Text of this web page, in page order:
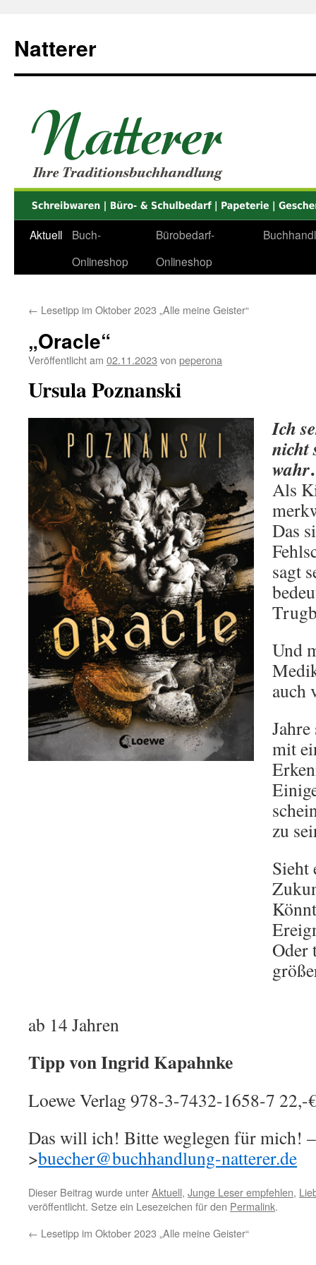
springen
Natterer
Aktuell
Buch-
Onlineshop
Bürobedarf-
Onlineshop
← Lesetipp im Oktober 2023 „Alle meine Geister“
„Oracle“
Veröffentlicht am 02.11.2023 von peperona
Ursula Poznanski
Ich
nicht
wahr
Als
Das
sagt
Und
auch
mit
zu
Sieht
Oder
ab 14 Jahren
Tipp von Ingrid Kapahnke
Loewe Verlag 978-3-7432-1658-7 22,-
Das will ich! Bitte weglegen für mich! –
>buecher@buchhandlung-natterer.de
Dieser Beitrag wurde unterAktuell, Junge Leser empfehlen,
veröffentlicht. Setze ein Lesezeichen für den Permalink.
← Lesetipp im Oktober 2023 „Alle meine Geister“